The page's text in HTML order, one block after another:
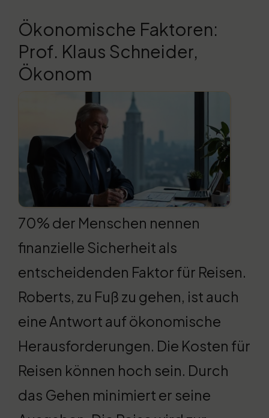
Ökonomische Faktoren:
Prof. Klaus Schneider,
Ökonom
70% der Menschen nennen
finanzielle Sicherheit als
entscheidenden Faktor für Reisen.
Roberts, zu Fuß zu gehen, ist auch
eine Antwort auf ökonomische
Herausforderungen. Die Kosten für
Reisen können hoch sein. Durch
das Gehen minimiert er seine